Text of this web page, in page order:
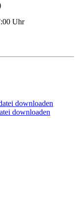
Uhr
downloaden
downloaden